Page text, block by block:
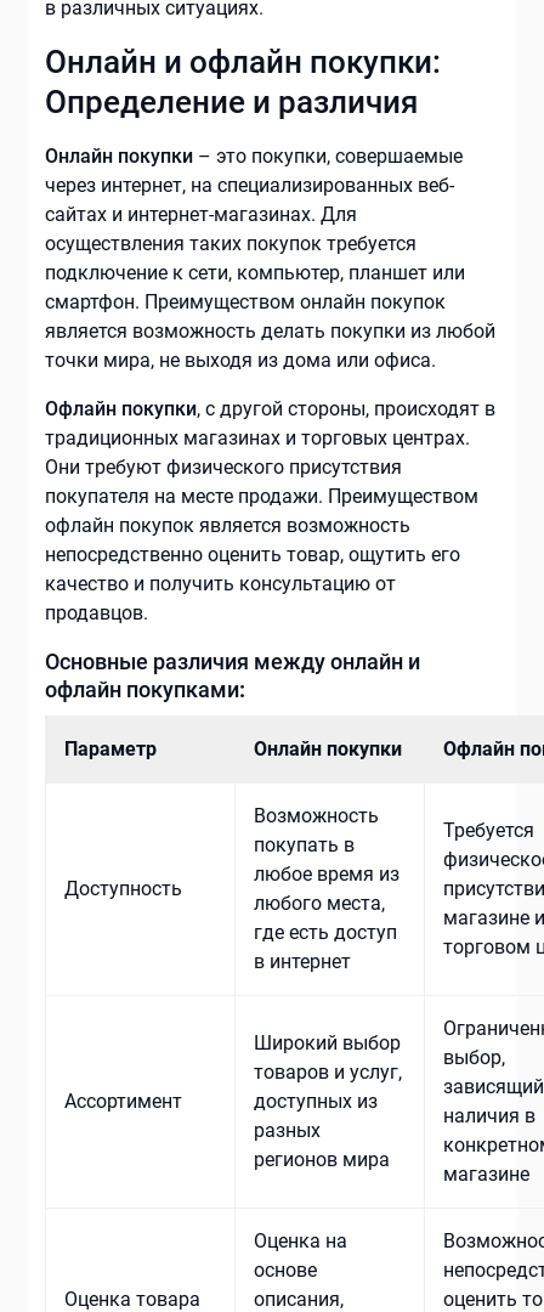
в различных ситуациях.
Онлайн и офлайн покупки:
Определение и различия
Онлайн покупки – это покупки, совершаемые
через интернет, на специализированных веб-
сайтах и интернет-магазинах. Для
осуществления таких покупок требуется
подключение к сети, компьютер, планшет или
смартфон. Преимуществом онлайн покупок
является возможность делать покупки из любой
точки мира, не выходя из дома или офиса.
Офлайн покупки, с другой стороны, происходят в
традиционных магазинах и торговых центрах.
Они требуют физического присутствия
покупателя на месте продажи. Преимуществом
офлайн покупок является возможность
непосредственно оценить товар, ощутить его
качество и получить консультацию от
продавцов.
Основные различия между онлайн и
офлайн покупками:
Параметр Онлайн покупки Офлайн
Доступность
Возможность
покупать в
любое время из
любого места,
где есть доступ
в интернет
Требуется
магазине
торговом
Ассортимент
Широкий выбор
товаров и услуг,
доступных из
разных
регионов мира
выбор,
наличия в
магазине
Оценка товара
Оценка на
основе
описания,
оценить